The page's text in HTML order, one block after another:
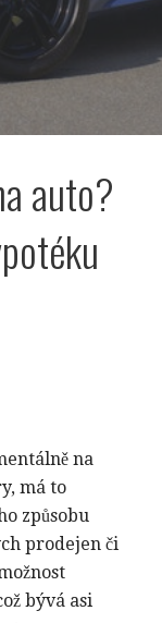
auto?
na
má to
způsobu
prodejen či
bývá asi